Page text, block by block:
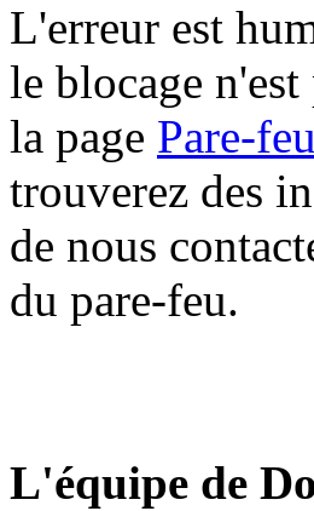
L'erreur est
le blocage
la page Pare-
trouverez des
de nous
du pare-feu.
L'équipe de